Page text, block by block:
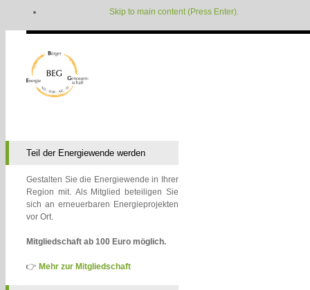
Skip to main content (Press Enter).
Teil der Energiewende werden
Gestalten Sie die Energiewende in Ihrer
Region mit. Als Mitglied beteiligen Sie
sich an erneuerbaren Energieprojekten
vor Ort.
Mitgliedschaft ab 100 Euro möglich.
👉 Mehr zur Mitgliedschaft